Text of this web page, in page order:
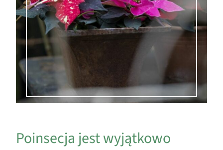
Poinsecja jest wyjątkowo